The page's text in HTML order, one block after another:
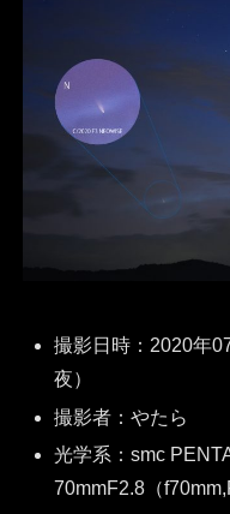
撮影日時：2020年
夜）
撮影者：やたら
光学系：smc
70mmF2.8（